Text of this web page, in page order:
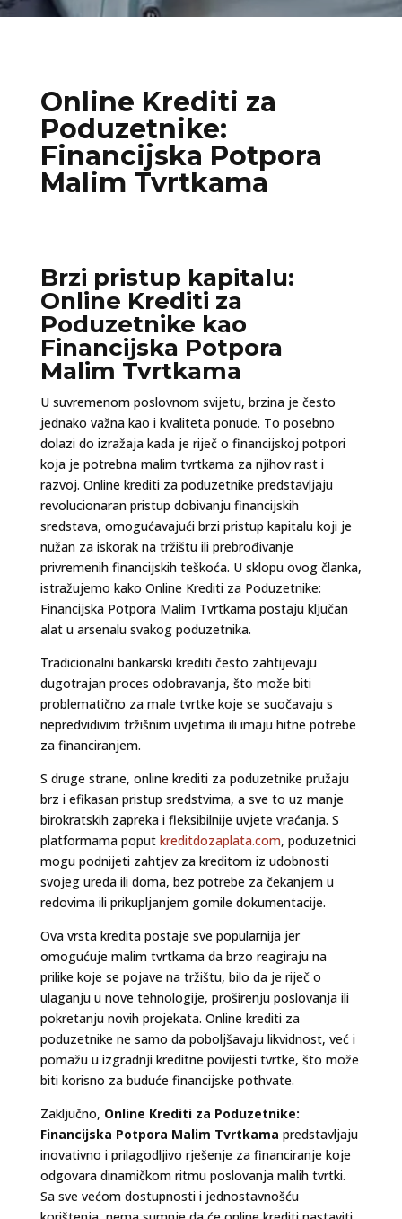
Online Krediti za
Poduzetnike:
Financijska Potpora
Malim Tvrtkama
Brzi pristup kapitalu:
Online Krediti za
Poduzetnike kao
Financijska Potpora
Malim Tvrtkama
U suvremenom poslovnom svijetu, brzina je često
jednako važna kao i kvaliteta ponude. To posebno
dolazi do izražaja kada je riječ o financijskoj potpori
koja je potrebna malim tvrtkama za njihov rast i
razvoj. Online krediti za poduzetnike predstavljaju
revolucionaran pristup dobivanju financijskih
sredstava, omogućavajući brzi pristup kapitalu koji je
nužan za iskorak na tržištu ili prebrođivanje
privremenih financijskih teškoća. U sklopu ovog članka,
istražujemo kako Online Krediti za Poduzetnike:
Financijska Potpora Malim Tvrtkama postaju ključan
alat u arsenalu svakog poduzetnika.
Tradicionalni bankarski krediti često zahtijevaju
dugotrajan proces odobravanja, što može biti
problematično za male tvrtke koje se suočavaju s
nepredvidivim tržišnim uvjetima ili imaju hitne potrebe
za financiranjem.
S druge strane, online krediti za poduzetnike pružaju
brz i efikasan pristup sredstvima, a sve to uz manje
birokratskih zapreka i fleksibilnije uvjete vraćanja. S
platformama poput kreditdozaplata.com, poduzetnici
mogu podnijeti zahtjev za kreditom iz udobnosti
svojeg ureda ili doma, bez potrebe za čekanjem u
redovima ili prikupljanjem gomile dokumentacije.
Ova vrsta kredita postaje sve popularnija jer
omogućuje malim tvrtkama da brzo reagiraju na
prilike koje se pojave na tržištu, bilo da je riječ o
ulaganju u nove tehnologije, proširenju poslovanja ili
pokretanju novih projekata. Online krediti za
poduzetnike ne samo da poboljšavaju likvidnost, već i
pomažu u izgradnji kreditne povijesti tvrtke, što može
biti korisno za buduće financijske pothvate.
Zaključno, Online Krediti za Poduzetnike:
Financijska Potpora Malim Tvrtkama predstavljaju
inovativno i prilagodljivo rješenje za financiranje koje
odgovara dinamičkom ritmu poslovanja malih tvrtki.
Sa sve većom dostupnosti i jednostavnošću